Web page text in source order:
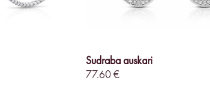
Sudraba auskari
77.60 €